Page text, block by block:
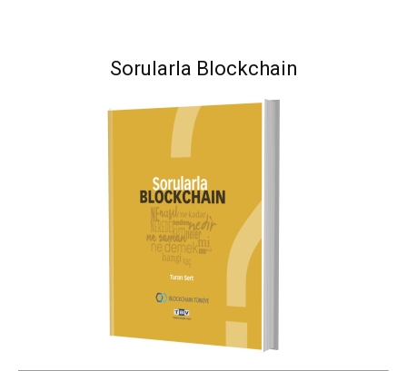
Sorularla Blockchain